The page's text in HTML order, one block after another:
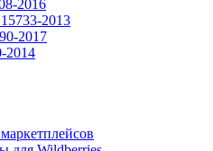
2016
2013
2017
2014